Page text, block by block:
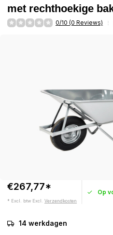
met rechthoekige
0/10 (0 Reviews)
€267,77*
* Excl. btw Excl. Verzendkosten
Op
14 werkdagen